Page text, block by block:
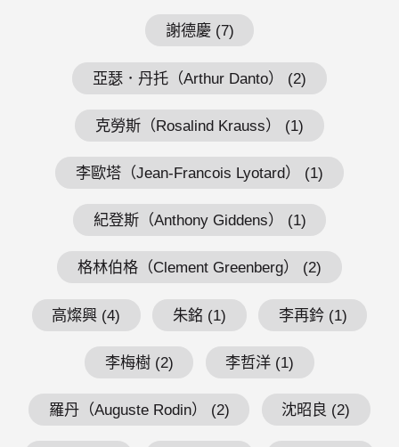
謝德慶 (7)
亞瑟．丹托（Arthur Danto） (2)
克勞斯（Rosalind Krauss） (1)
李歐塔（Jean-Francois Lyotard） (1)
紀登斯（Anthony Giddens） (1)
格林伯格（Clement Greenberg） (2)
高燦興 (4) 朱銘 (1) 李再鈐 (1)
李梅樹 (2) 李哲洋 (1)
羅丹（Auguste Rodin） (2) 沈昭良 (2)